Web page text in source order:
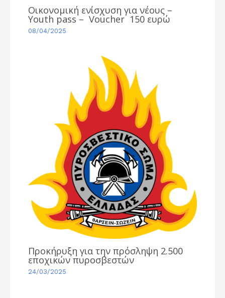
Οικονομική ενίσχυση για νέους –
Youth pass – Voucher 150 ευρώ
08/04/2025
Προκήρυξη για την πρόσληψη 2.500
εποχικών πυροσβεστών
24/03/2025